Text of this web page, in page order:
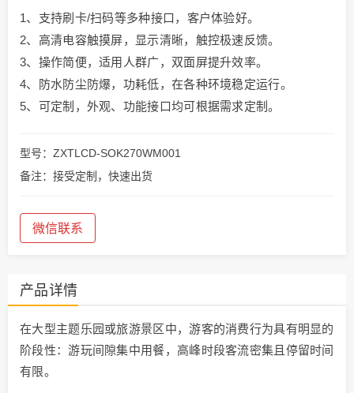
1、支持刷卡/扫码等多种接口，客户体验好。
2、高清电容触摸屏，显示清晰，触控极速反馈。
3、操作简便，适用人群广，双面屏提升效率。
4、防水防尘防爆，功耗低，在各种环境稳定运行。
5、可定制，外观、功能接口均可根据需求定制。
型号：ZXTLCD-SOK270WM001
备注：接受定制，快速出货
微信联系
产品详情
在大型主题乐园或旅游景区中，游客的消费行为具有明显的
阶段性：游玩间隙集中用餐，高峰时段客流密集且停留时间
有限。